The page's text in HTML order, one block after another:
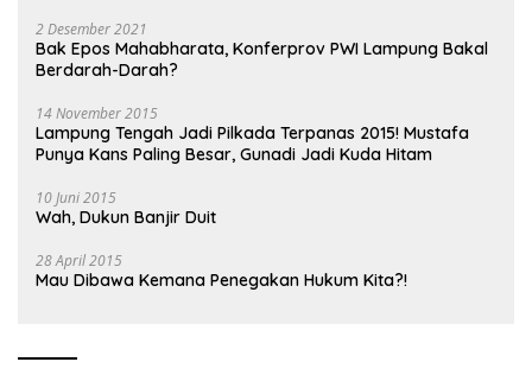
2 Desember 2021
Bak Epos Mahabharata, Konferprov PWI Lampung Bakal
Berdarah-Darah?
14 November 2015
Lampung Tengah Jadi Pilkada Terpanas 2015! Mustafa
Punya Kans Paling Besar, Gunadi Jadi Kuda Hitam
10 Juni 2015
Wah, Dukun Banjir Duit
28 April 2015
Mau Dibawa Kemana Penegakan Hukum Kita?!